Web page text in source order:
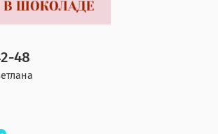
48